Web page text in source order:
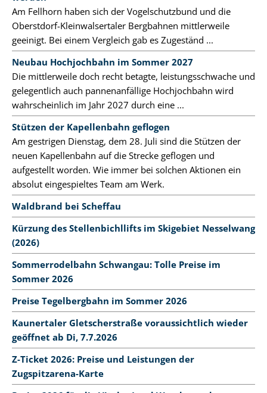
Am Fellhorn haben sich der Vogelschutzbund und die
Oberstdorf-Kleinwalsertaler Bergbahnen mittlerweile
geeinigt. Bei einem Vergleich gab es Zugeständ ...
Neubau Hochjochbahn im Sommer 2027
Die mittlerweile doch recht betagte, leistungsschwache und
gelegentlich auch pannenanfällige Hochjochbahn wird
wahrscheinlich im Jahr 2027 durch eine ...
Stützen der Kapellenbahn geflogen
Am gestrigen Dienstag, dem 28. Juli sind die Stützen der
neuen Kapellenbahn auf die Strecke geflogen und
aufgestellt worden. Wie immer bei solchen Aktionen ein
absolut eingespieltes Team am Werk.
Waldbrand bei Scheffau
Kürzung des Stellenbichllifts im Skigebiet Nesselwang
(2026)
Sommerrodelbahn Schwangau: Tolle Preise im
Sommer 2026
Preise Tegelbergbahn im Sommer 2026
Kaunertaler Gletscherstraße voraussichtlich wieder
geöffnet ab Di, 7.7.2026
Z-Ticket 2026: Preise und Leistungen der
Zugspitzarena-Karte